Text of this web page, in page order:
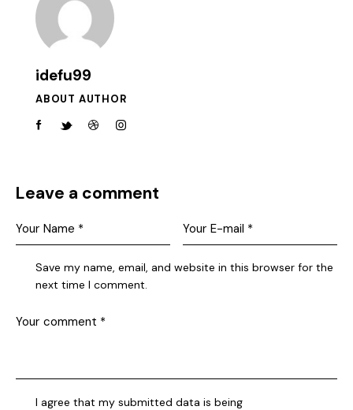
idefu99
ABOUT AUTHOR
facebook-
twitter-dribble-instagram
Leave a comment
Save my name, email, and website in this browser for the
next time I comment.
I agree that my submitted data is being